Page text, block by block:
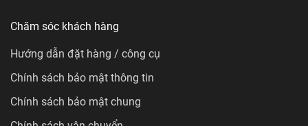
Chăm sóc khách hàng
Hướng dẫn đặt hàng / công cụ
Chính sách bảo mật thông tin
Chính sách bảo mật chung